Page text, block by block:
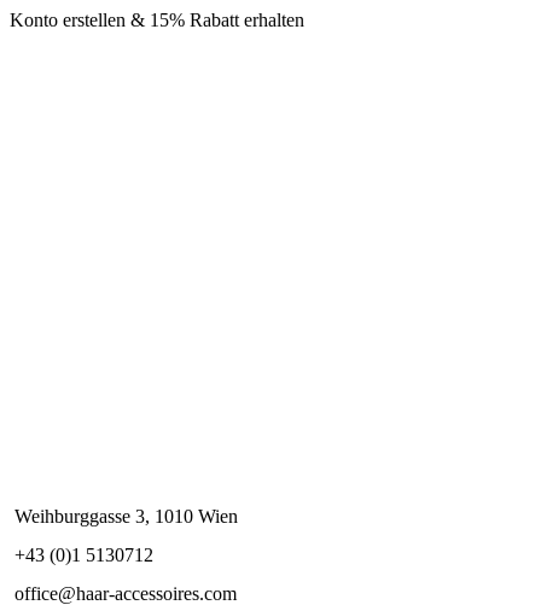
Konto erstellen & 15% Rabatt erhalten
Weihburggasse 3, 1010 Wien
+43 (0)1 5130712
office@haar-accessoires.com